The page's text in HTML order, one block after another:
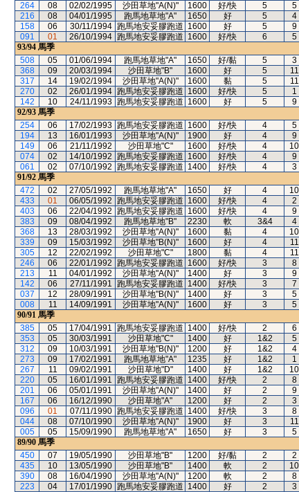
264
08 02/02/1995 沙田草地"A(N)" 1600 好/快 5 5
216
08 04/01/1995 跑馬地草地"A" 1650 好 5 4
158
06 30/11/1994 跑馬地安妥膠跑道 1600 好 5 9
091
01 26/10/1994 跑馬地安妥膠跑道 1600 好/快 6 5
93/94 馬季
508
05 01/06/1994 跑馬地草地"A" 1650 好/黏 5 3
368
09 20/03/1994 沙田草地"B" 1600 好 5 11
317
14 19/02/1994 沙田草地"A(N)" 1600 黏 5 11
270
02 26/01/1994 跑馬地安妥膠跑道 1600 好/快 5 1
142
10 24/11/1993 跑馬地安妥膠跑道 1600 好 5 9
92/93 馬季
254
06 17/02/1993 跑馬地安妥膠跑道 1600 好/快 4 5
194
13 16/01/1993 沙田草地"A(N)" 1900 好 4 9
149
06 21/11/1992 沙田草地"C" 1600 好/快 4 10
074
02 14/10/1992 跑馬地安妥膠跑道 1600 好/快 4 9
061
02 07/10/1992 跑馬地安妥膠跑道 1400 好/快 4 3
91/92 馬季
472
02 27/05/1992 跑馬地草地"A" 1650 好 4 10
433
01 06/05/1992 跑馬地安妥膠跑道 1600 好/快 4 2
403
06 22/04/1992 跑馬地安妥膠跑道 1600 好/快 4 9
383
09 08/04/1992 跑馬地草地"B" 2230 軟 3&4 4
368
13 28/03/1992 沙田草地"A(N)" 1600 黏 4 10
339
09 15/03/1992 沙田草地"B(N)" 1600 好 4 11
305
12 22/02/1992 沙田草地"C" 1800 黏 4 11
246
06 22/01/1992 跑馬地安妥膠跑道 1600 好/快 3 8
213
11 04/01/1992 沙田草地"A(N)" 1400 好 3 9
142
06 27/11/1991 跑馬地安妥膠跑道 1400 好/快 3 7
037
12 28/09/1991 沙田草地"B(N)" 1400 好 3 5
008
11 14/09/1991 沙田草地"A(N)" 1600 好 3 5
90/91 馬季
385
05 17/04/1991 跑馬地安妥膠跑道 1400 好/快 2 6
353
05 30/03/1991 沙田草地"C" 1400 好 1&2 5
312
09 10/03/1991 沙田草地"B(N)" 1200 好 1&2 4
273
09 17/02/1991 跑馬地草地"A" 1235 好 1&2 1
267
11 09/02/1991 沙田草地"D" 1400 好 1&2 10
220
05 16/01/1991 跑馬地安妥膠跑道 1400 好/快 2 8
201
06 05/01/1991 沙田草地"A(N)" 1400 好 2 9
167
06 16/12/1990 沙田草地"A" 1200 好 2 3
096
01 07/11/1990 跑馬地安妥膠跑道 1400 好/快 3 8
044
08 07/10/1990 沙田草地"A(N)" 1900 好 3 11
005
05 15/09/1990 跑馬地草地"A" 1650 好 3 5
89/90 馬季
450
07 19/05/1990 沙田草地"B" 1200 好/黏 2 2
435
10 13/05/1990 沙田草地"B" 1400 軟 2 10
390
08 16/04/1990 沙田草地"A(N)" 1200 軟 2 8
223
04 17/01/1990 跑馬地安妥膠跑道 1400 好 2 3